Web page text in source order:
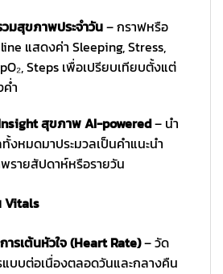
มสุขภาพประจำวัน– กราฟหรือ
แสดงค่า Sleeping, Stress,
Steps เพื่อเปรียบเทียบตั้งแต่
ค่ำ
สุขภาพ AI-powered– นำ
งหมดมาประมวลเป็นคำแนะนำ
รายสัปดาห์หรือรายวัน
Vitals
ารเต้นหัวใจ (Heart Rate)– วัด
บบต่อเนื่องตลอดวันและกลางคืน